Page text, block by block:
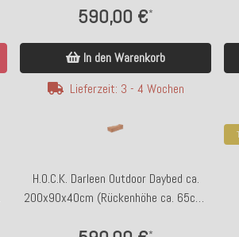
590,00 €*
In den Warenkorb
Lieferzeit: 3 - 4 Wochen
H.O.C.K. Darleen Outdoor Daybed ca.
200x90x40cm (Rückenhöhe ca. 65cm)
*